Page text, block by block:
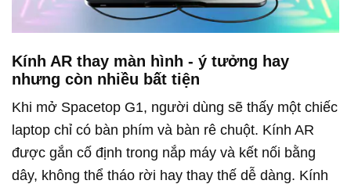
Kính AR thay màn hình - ý tưởng hay
nhưng còn nhiều bất tiện
Khi mở Spacetop G1, người dùng sẽ thấy một chiếc
laptop chỉ có bàn phím và bàn rê chuột. Kính AR
được gắn cố định trong nắp máy và kết nối bằng
dây, không thể tháo rời hay thay thế dễ dàng. Kính